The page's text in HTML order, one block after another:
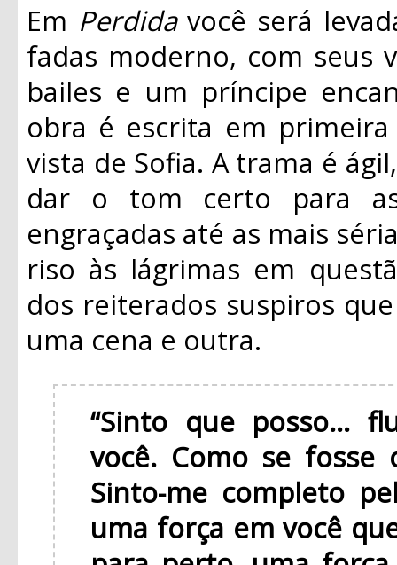
Em Perdidavocê será
fadas moderno, com seus
bailes e um príncipe
obra é escrita em
vista de Sofia. A trama é
dar o tom certo para
engraçadas até as mais
riso às lágrimas em
dos reiterados suspiros
uma cena e outra.
“Sinto que posso...
você. Como se fosse
Sinto-me completo
uma força em você